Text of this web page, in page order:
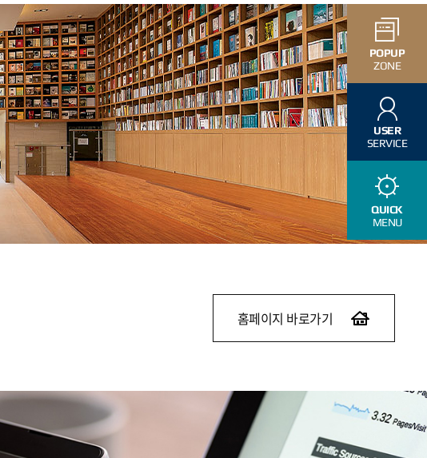
홈페이지 바로가기
POPUP
ZONE
USER
SERVICE
QUICK
MENU